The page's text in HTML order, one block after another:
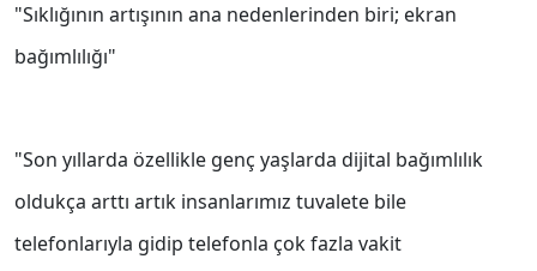
"Sıklığının artışının ana nedenlerinden biri; ekran
bağımlılığı"
"Son yıllarda özellikle genç yaşlarda dijital bağımlılık
oldukça arttı artık insanlarımız tuvalete bile
telefonlarıyla gidip telefonla çok fazla vakit